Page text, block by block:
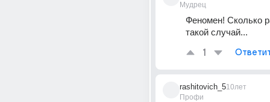
Мудрец
Феномен! Сколько
такой случай...
1
rashitovich_5
Профи
10лет